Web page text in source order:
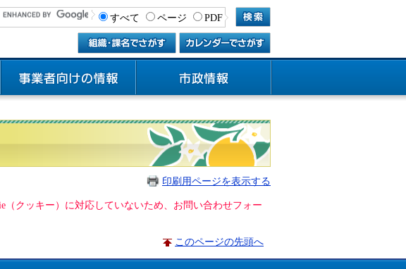
すべて ページ PDF
印刷用ページを表示する
クッキー）に対応していないため、お問い合わせフォー
このページの先頭へ